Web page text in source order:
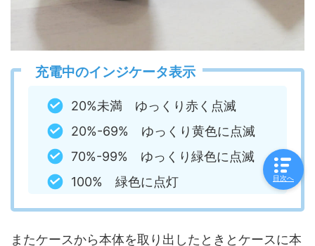
充電中のインジケータ表示
20%未満 ゆっくり赤く点滅
20%-69% ゆっくり黄色に点滅
70%-99% ゆっくり緑色に点滅
100% 緑色に点灯
またケースから本体を取り出したときとケースに本
目次へ